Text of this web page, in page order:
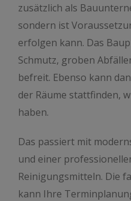
zusätzlich als
sondern ist
erfolgen kann. Das
Schmutz, groben
befreit. Ebenso kann
der Räume stattfinden,
haben.
Das passiert mit
und einer
Reinigungsmitteln. Die
kann Ihre